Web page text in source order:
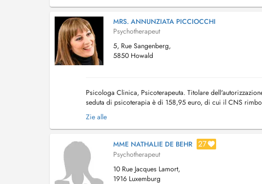
MRS. ANNUNZIATA PICCIOCCHI
Psychotherapeut
5, Rue Sangenberg,
5850 Howald
Psicologa Clinica, Psicoterapeuta. Titolare
seduta di psicoterapia è di 158,95 euro, di cui il CNS
compiuto i 18 anni alla data di rilascio d...
Zie alle
MME NATHALIE DE BEHR 27
Psychotherapeut
10 Rue Jacques Lamort,
1916 Luxemburg